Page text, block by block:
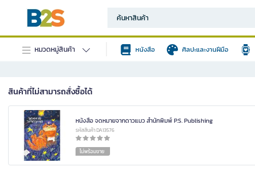
หมวดหมู่สินค้า หนังสือ ศิลปะและงานฝีมือ
สินค้าที่ไม่สามารถสั่งซื้อได้
หนังสือ จดหมายจากดาวแมว สำนักพิมพ์ P.S. Publishing
รหัสสินค้า DA13576
ไม่พร้อมขาย